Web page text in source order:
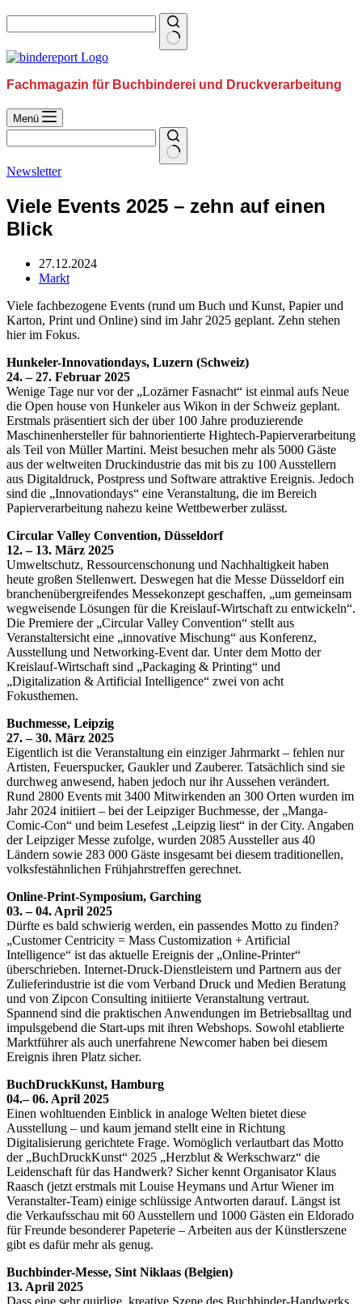
Fachmagazin für Buchbinderei und Druckverarbeitung
Menü
Newsletter
Viele Events 2025 – zehn auf einen
Blick
27.12.2024
Markt
Viele fachbezogene Events (rund um Buch und Kunst, Papier und
Karton, Print und Online) sind im Jahr 2025 geplant. Zehn stehen
hier im Fokus.
Hunkeler-Innovationdays, Luzern (Schweiz)
24. – 27. Februar 2025
Wenige Tage nur vor der „Lozärner Fasnacht“ ist einmal aufs Neue
die Open house von Hunkeler aus Wikon in der Schweiz geplant.
Erstmals präsentiert sich der über 100 Jahre produzierende
Maschinenhersteller für bahnorientierte Hightech-Papierverarbeitung
als Teil von Müller Martini. Meist besuchen mehr als 5000 Gäste
aus der weltweiten Druckindustrie das mit bis zu 100 Ausstellern
aus Digitaldruck, Postpress und Software attraktive Ereignis. Jedoch
sind die „Innovationdays“ eine Veranstaltung, die im Bereich
Papierverarbeitung nahezu keine Wettbewerber zulässt.
Circular Valley Convention, Düsseldorf
12. – 13. März 2025
Umweltschutz, Ressourcenschonung und Nachhaltigkeit haben
heute großen Stellenwert. Deswegen hat die Messe Düsseldorf ein
branchenübergreifendes Messekonzept geschaffen, „um gemeinsam
wegweisende Lösungen für die Kreislauf-Wirtschaft zu entwickeln“.
Die Premiere der „Circular Valley Convention“ stellt aus
Veranstaltersicht eine „innovative Mischung“ aus Konferenz,
Ausstellung und Networking-Event dar. Unter dem Motto der
Kreislauf-Wirtschaft sind „Packaging & Printing“ und
„Digitalization & Artificial Intelligence“ zwei von acht
Fokusthemen.
Buchmesse, Leipzig
27. – 30. März 2025
Eigentlich ist die Veranstaltung ein einziger Jahrmarkt – fehlen nur
Artisten, Feuerspucker, Gaukler und Zauberer. Tatsächlich sind sie
durchweg anwesend, haben jedoch nur ihr Aussehen verändert.
Rund 2800 Events mit 3400 Mitwirkenden an 300 Orten wurden im
Jahr 2024 initiiert – bei der Leipziger Buchmesse, der „Manga-
Comic-Con“ und beim Lesefest „Leipzig liest“ in der City. Angaben
der Leipziger Messe zufolge, wurden 2085 Aussteller aus 40
Ländern sowie 283 000 Gäste insgesamt bei diesem traditionellen,
volksfestähnlichen Frühjahrstreffen gerechnet.
Online-Print-Symposium, Garching
03. – 04. April 2025
Dürfte es bald schwierig werden, ein passendes Motto zu finden?
„Customer Centricity = Mass Customization + Artificial
Intelligence“ ist das aktuelle Ereignis der „Online-Printer“
überschrieben. Internet-Druck-Dienstleistern und Partnern aus der
Zulieferindustrie ist die vom Verband Druck und Medien Beratung
und von Zipcon Consulting initiierte Veranstaltung vertraut.
Spannend sind die praktischen Anwendungen im Betriebsalltag und
impulsgebend die Start-ups mit ihren Webshops. Sowohl etablierte
Marktführer als auch unerfahrene Newcomer haben bei diesem
Ereignis ihren Platz sicher.
BuchDruckKunst, Hamburg
04.– 06. April 2025
Einen wohltuenden Einblick in analoge Welten bietet diese
Ausstellung – und kaum jemand stellt eine in Richtung
Digitalisierung gerichtete Frage. Womöglich verlautbart das Motto
der „BuchDruckKunst“ 2025 „Herzblut & Werkschwarz“ die
Leidenschaft für das Handwerk? Sicher kennt Organisator Klaus
Raasch (jetzt erstmals mit Louise Heymans und Artur Wiener im
Veranstalter-Team) einige schlüssige Antworten darauf. Längst ist
die Verkaufsschau mit 60 Ausstellern und 1000 Gästen ein Eldorado
für Freunde besonderer Papeterie – Arbeiten aus der Künstlerszene
gibt es dafür mehr als genug.
Buchbinder-Messe, Sint Niklaas (Belgien)
13. April 2025
Dass eine sehr quirlige, kreative Szene des Buchbinder-Handwerks